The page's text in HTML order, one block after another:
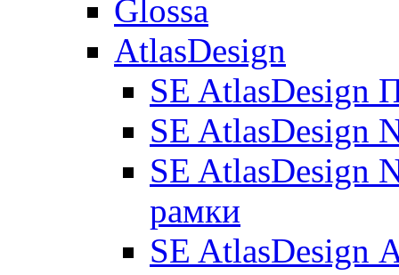
Glossa
AtlasDesign
SE AtlasDesign
SE AtlasDesign
SE AtlasDesign
рамки
SE AtlasDesign